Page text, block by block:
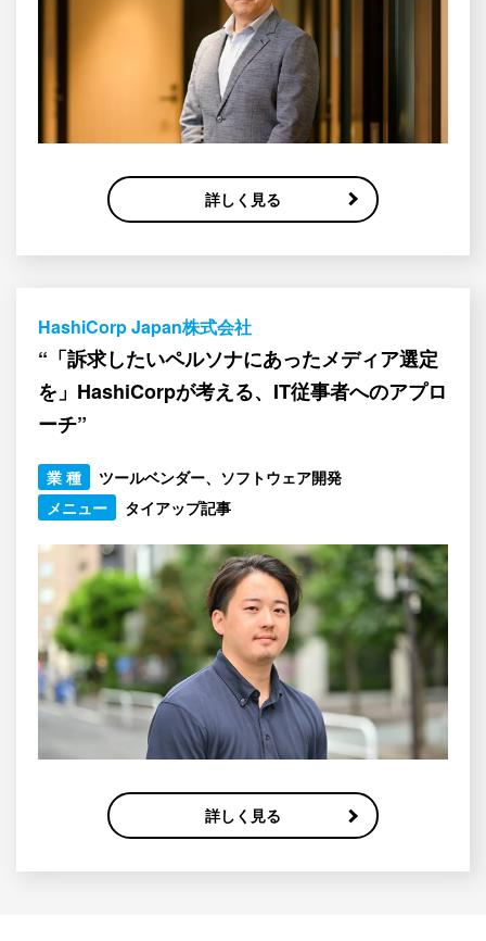
詳しく見る
HashiCorp Japan株式会社
“「訴求したいペルソナにあったメディア選定
を」HashiCorpが考える、IT従事者へのアプロ
ーチ”
業 種
ツールベンダー、ソフトウェア開発
メニュー
タイアップ記事
詳しく見る